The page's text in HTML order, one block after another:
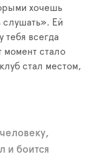
хочешь
слушать». Ей
тебя всегда
момент стало
стал местом,
и боится